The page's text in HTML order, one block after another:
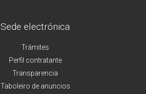
Sede electrónica
Trámites
Perfil contratante
Transparencia
Taboleiro de anuncios